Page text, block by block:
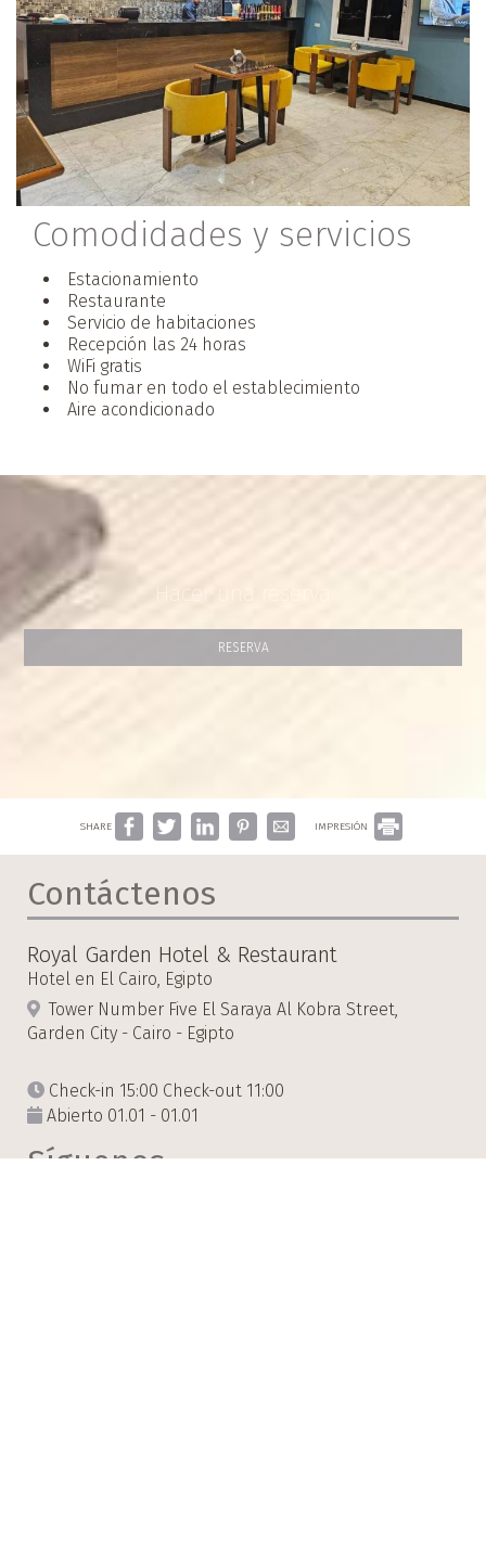
Comodidades y servicios
Estacionamiento
Restaurante
Servicio de habitaciones
Recepción las 24 horas
WiFi gratis
No fumar en todo el establecimiento
Aire acondicionado
Hacer una reserva
RESERVA
SHARE IMPRESIÓN
Contáctenos
Royal Garden Hotel & Restaurant
Hotel en El Cairo, Egipto
Tower Number Five El Saraya Al Kobra Street,
Garden City - Cairo - Egipto
Check-in 15:00 Check-out 11:00
Abierto 01.01 - 01.01
Síguenos